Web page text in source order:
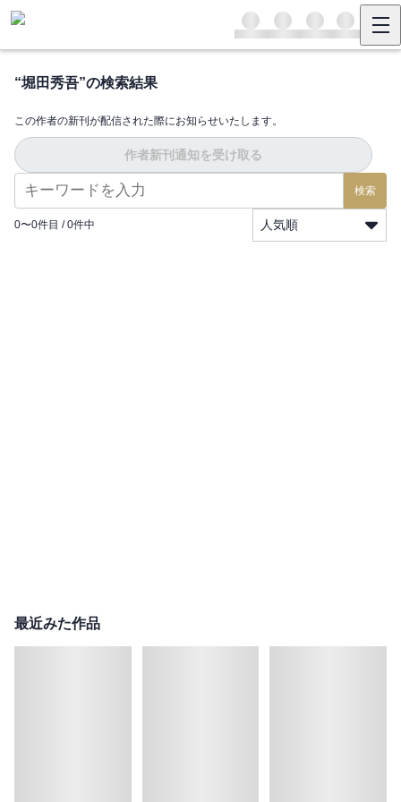
“堀田秀吾”の検索結果
この作者の新刊が配信された際にお知らせいたします。
作者新刊通知を受け取る
検索
0〜0件目 / 0件中 人気順
最近みた作品